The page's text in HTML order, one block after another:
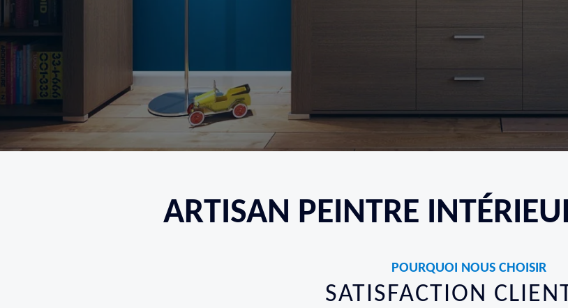
ARTISAN PEINTRE
POURQUOI NOUS CHOISIR
SATISFACTION